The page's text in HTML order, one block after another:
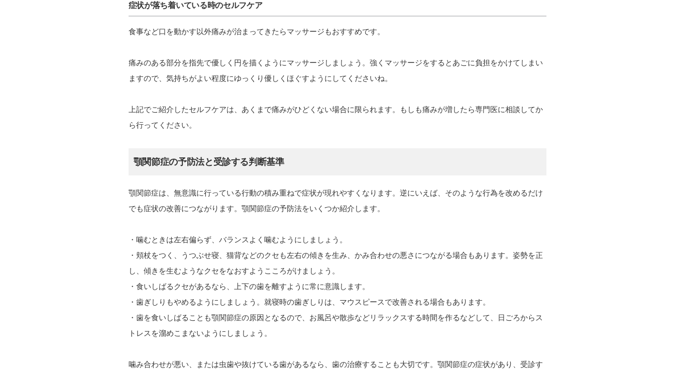
症状が落ち着いている時のセルフケア
食事など口を動かす以外痛みが治まってきたらマッサージもおすすめです。
痛みのある部分を指先で優しく円を描くようにマッサージしましょう。強くマッサージをするとあごに負担をかけてしまい
ますので、気持ちがよい程度にゆっくり優しくほぐすようにしてくださいね。
上記でご紹介したセルフケアは、あくまで痛みがひどくない場合に限られます。もしも痛みが増したら専門医に相談してか
ら行ってください。
顎関節症の予防法と受診する判断基準
顎関節症は、無意識に行っている行動の積み重ねで症状が現れやすくなります。逆にいえば、そのような行為を改めるだけ
でも症状の改善につながります。顎関節症の予防法をいくつか紹介します。
・噛むときは左右偏らず、バランスよく噛むようにしましょう。
・頬杖をつく、うつぶせ寝、猫背などのクセも左右の傾きを生み、かみ合わせの悪さにつながる場合もあります。姿勢を正
し、傾きを生むようなクセをなおすようこころがけましょう。
・食いしばるクセがあるなら、上下の歯を離すように常に意識します。
・歯ぎしりもやめるようにしましょう。就寝時の歯ぎしりは、マウスピースで改善される場合もあります。
・歯を食いしばることも顎関節症の原因となるので、お風呂や散歩などリラックスする時間を作るなどして、日ごろからス
トレスを溜めこまないようにしましょう。
噛み合わせが悪い、または虫歯や抜けている歯があるなら、歯の治療することも大切です。顎関節症の症状があり、受診す